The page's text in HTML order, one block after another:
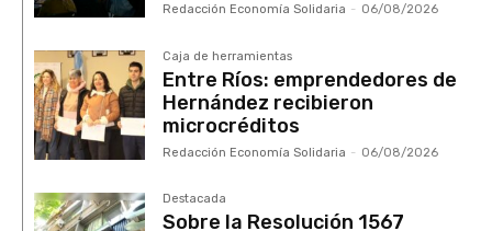
Redacción Economía Solidaria - 06/08/2026
Caja de herramientas
Entre Ríos: emprendedores de
Hernández recibieron
microcréditos
Redacción Economía Solidaria - 06/08/2026
Destacada
Sobre la Resolución 1567